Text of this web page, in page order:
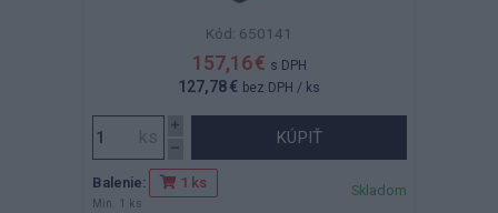
Kód: 650141
157,16 € s DPH
127,78 € bez DPH / ks
KÚPIŤ
Balenie: 1 ks
Min. 1 ks
Skladom